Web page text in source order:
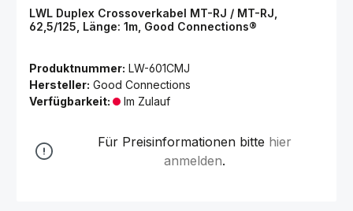
LWL Duplex Crossoverkabel MT-RJ / MT-RJ,
62,5/125, Länge: 1m, Good Connections®
Produktnummer: LW-601CMJ
Hersteller: Good Connections
Verfügbarkeit:
Im Zulauf
Für Preisinformationen bitte hier
anmelden.